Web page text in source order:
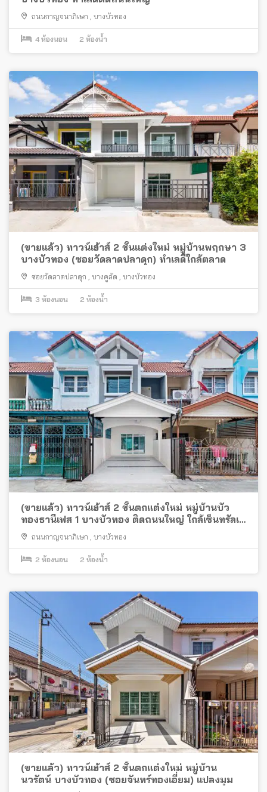
ถนนกาญจนาภิเษก , บางบัวทอง
4 ห้องนอน 2 ห้องน้ำ
(ขายแล้ว) ทาวน์เฮ้าส์ 2 ชั้นแต่งใหม่ หมู่บ้านพฤกษา 3
บางบัวทอง (ซอยวัดลาดปลาดุก) ทำเลดีใกล้ตลาด
ซอยวัดลาดปลาดุก , บางคูลัด , บางบัวทอง
3 ห้องนอน 2 ห้องน้ำ
(ขายแล้ว) ทาวน์เฮ้าส์ 2 ชั้นตกแต่งใหม่ หมู่บ้านบัว
ทองธานีเฟส 1 บางบัวทอง ติดถนนใหญ่ ใกล้เซ็นทรัลเว
สเกตถนนกาญจนาภิเษก , บางบัวทอง
2 ห้องนอน 2 ห้องน้ำ
(ขายแล้ว) ทาวน์เฮ้าส์ 2 ชั้นตกแต่งใหม่ หมู่บ้าน
นวรัตน์ บางบัวทอง (ซอยจันทร์ทองเอี่ยม) แปลงมุม